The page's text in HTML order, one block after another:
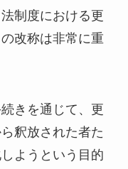
制度における更
改称は非常に重
きを通じて、更
釈放された者た
ようという目的